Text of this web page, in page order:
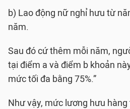
b) Lao động nữ nghỉ hưu từ
năm.
Sau đó cứ thêm mỗi năm,
tại điểm a và điểm b khoản
mức tối đa bằng 75%.”
Như vậy, mức lương hưu